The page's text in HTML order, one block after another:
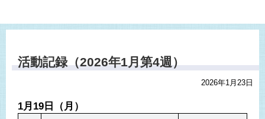
活動記録（2026年1月第4週）
2026年1月23日
1月19日（月）